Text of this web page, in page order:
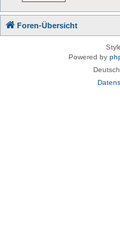
Foren-Übersicht
Powered by